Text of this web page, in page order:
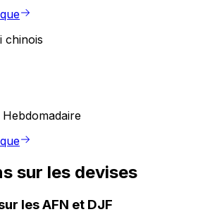
chinois
Hebdomadaire
sur les devises
les AFN et DJF